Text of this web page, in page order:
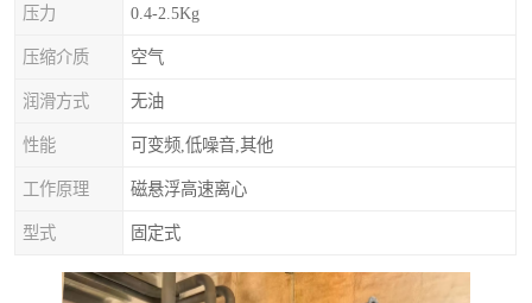
压力 0.4-2.5Kg
压缩介质 空气
润滑方式 无油
性能 可变频,低噪音,其他
工作原理 磁悬浮高速离心
型式 固定式